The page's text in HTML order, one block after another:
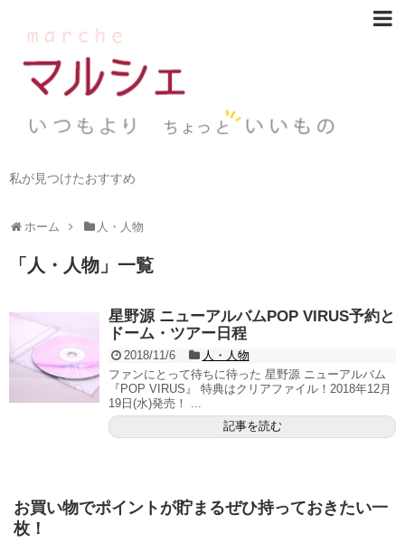
私が見つけたおすすめ
ホーム 人・人物
「 人・人物 」 一覧
星野源 ニューアルバムPOP VIRUS予約と
ドーム・ツアー日程
2018/11/6
人・人物
ファンにとって待ちに待った 星野源 ニューアルバム
『POP VIRUS』 特典はクリアファイル！2018年12月
19日(水)発売！ ...
記事を読む
お買い物でポイントが貯まるぜひ持っておきたい一
枚！